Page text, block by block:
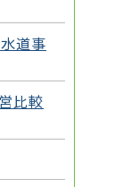
道事
比較